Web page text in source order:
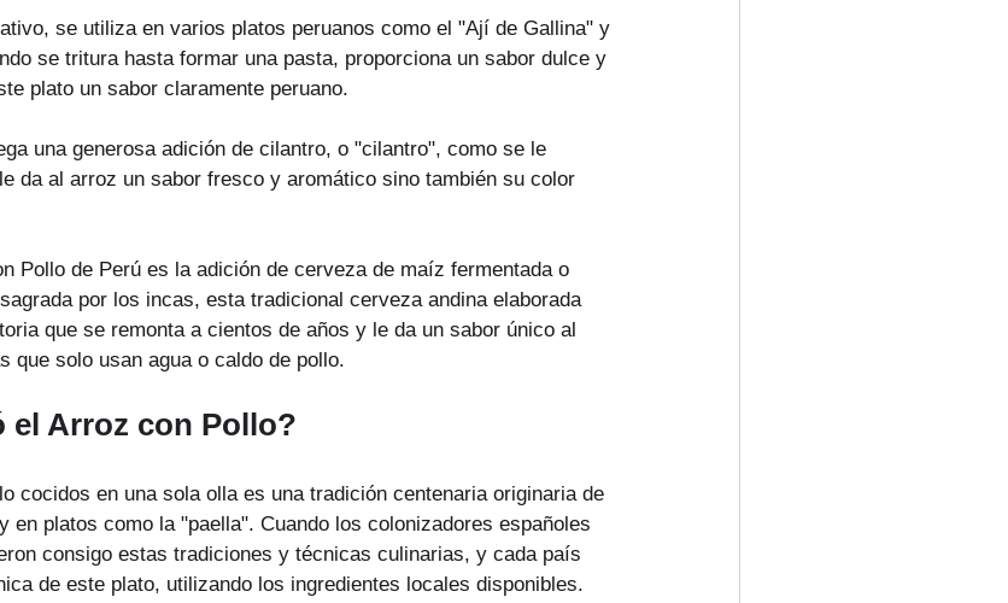
se utiliza en varios platos peruanos como el "Ají de Gallina" y
se tritura hasta formar una pasta, proporciona un sabor dulce y
plato un sabor claramente peruano.
una generosa adición de cilantro, o "cilantro", como se le
da al arroz un sabor fresco y aromático sino también su color
Pollo de Perú es la adición de cerveza de maíz fermentada o
por los incas, esta tradicional cerveza andina elaborada
que se remonta a cientos de años y le da un sabor único al
que solo usan agua o caldo de pollo.
el Arroz con Pollo?
cocidos en una sola olla es una tradición centenaria originaria de
en platos como la "paella". Cuando los colonizadores españoles
consigo estas tradiciones y técnicas culinarias, y cada país
de este plato, utilizando los ingredientes locales disponibles.